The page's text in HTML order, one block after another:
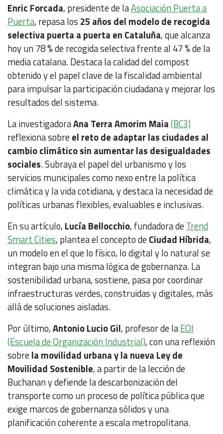
Enric Forcada, presidente de laAsociación Puerta a
Puerta, repasa los 25 años del modelo de recogida
selectiva puerta a puerta en Cataluña, que alcanza
hoy un 78 % de recogida selectiva frente al 47 % de la
media catalana. Destaca la calidad del compost
obtenido y el papel clave de la fiscalidad ambiental
para impulsar la participación ciudadana y mejorar los
resultados del sistema.
La investigadoraAna Terra Amorim Maia(BC3)
reflexiona sobreel reto de adaptar las ciudades al
cambio climático sin aumentar las desigualdades
sociales. Subraya el papel del urbanismo y los
servicios municipales como nexo entre la política
climática y la vida cotidiana, y destaca la necesidad de
políticas urbanas flexibles, evaluables e inclusivas.
En su artículo, Lucía Bellocchio, fundadora deTrend
Smart Cities, plantea el concepto deCiudad Híbrida,
un modelo en el que lo físico, lo digital y lo natural se
integran bajo una misma lógica de gobernanza. La
sostenibilidad urbana, sostiene, pasa por coordinar
infraestructuras verdes, construidas y digitales, más
allá de soluciones aisladas.
Por último,Antonio Lucio Gil, profesor de laEOI
(Escuela de Organización Industrial), con una reflexión
sobrela movilidad urbana y la nueva Ley de
Movilidad Sostenible, a partir de la lección de
Buchanan y defiende la descarbonización del
transporte como un proceso de política pública que
exige marcos de gobernanza sólidos y una
planificación coherente a escala metropolitana.